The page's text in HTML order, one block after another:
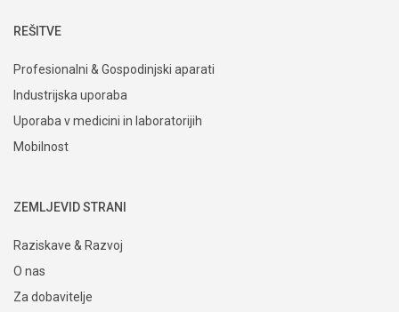
REŠITVE
Profesionalni & Gospodinjski aparati
Industrijska uporaba
Uporaba v medicini in laboratorijih
Mobilnost
ZEMLJEVID STRANI
Raziskave & Razvoj
O nas
Za dobavitelje